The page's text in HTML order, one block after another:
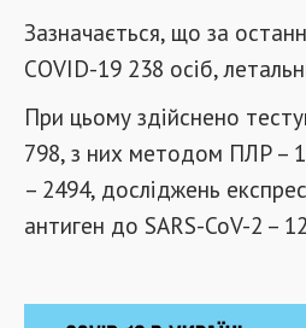
Зазначається, що за
COVID-19 238 осіб,
При цьому здійснено
798, з них методом ПЛР –
– 2494, досліджень
антиген до SARS-CoV-2 –